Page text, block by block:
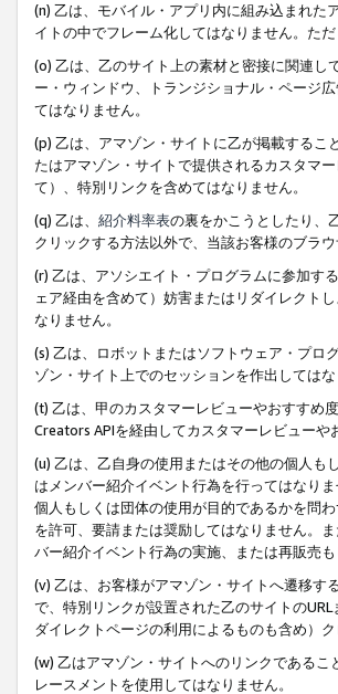
(n) 乙は、モバイル・アプリ内に組み込まれた
イトの中でフレーム化してはなりません。た
(o) 乙は、乙のサイト上の素材と密接に関連
ー・ウィンドウ、トランジショナル・ページ
てはなりません。
(p) 乙は、アマゾン・サイトに乙が掲載する
たはアマゾン・サイトで提供されるカスタマ
て）、特別リンクを含めてはなりません。
(q) 乙は、 紹介料率表の裏をかこうとしたり、
クリックする方法以外で、当該お客様のブラ
(r) 乙は、アソシエイト・プログラムに参加す
ェア経由を含めて）妨害またはリダイレクト
なりません。
(s) 乙は、ロボットまたはソフトウェア・プロ
ゾン・サイト上でのセッションを作出してはな
(t) 乙は、甲のカスタマーレビューやおすすめ
Creators APIを経由してカスタマーレビュー
(u) 乙は、乙自身の使用またはその他の個人も
はメンバー紹介イベント行為を行ってはなり
個人もしくは団体の使用が目的であるかを問
を許可、要請または奨励してはなりません。
バー紹介イベント行為の実施、または再販売
(v) 乙は、お客様がアマゾン・サイトへ遷移す
で、特別リンクが設置された乙のサイトの
ダイレクトページの利用によるものも含め）
(w) 乙はアマゾン・サイトへのリンクである
レースメントを使用してはなりません。